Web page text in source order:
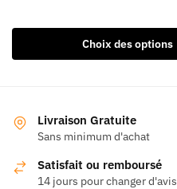
Choix des options
plusieurs
options
peuvent
choisies
Livraison Gratuite
Sans minimum d'achat
Satisfait ou remboursé
14 jours pour changer d'avis